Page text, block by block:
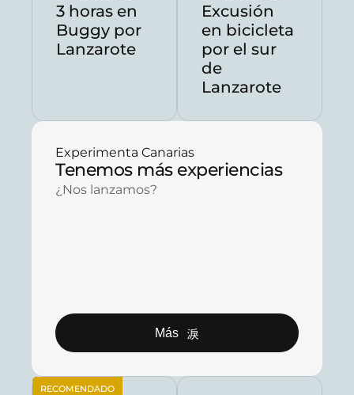
3 horas en
Buggy por
Lanzarote
Excusión
en bicicleta
por el sur
de
Lanzarote
Experimenta Canarias
Tenemos más experiencias
¿Nos lanzamos?
Más
RECOMENDADO